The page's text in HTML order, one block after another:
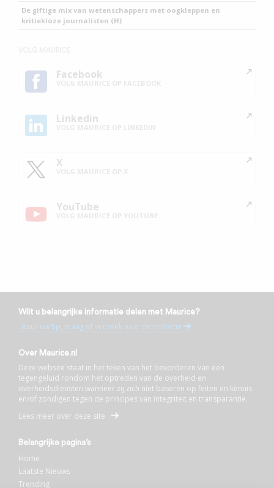
De giftige mix van wetenschappers met oogkleppen en
kritiekloze journalisten (H)
Facebook
Linkedin
X
YouTube
Wilt u belangrijke informatie delen met Maurice?
Stuur uw tip, vraag of verzoek naar de redactie
Over Maurice.nl
Deze website staat in het teken van het bevorderen van een
tegengeluid rondom het optreden van de overheid en
overheidsdiensten wanneer zij zich niet baseren op feiten en kennis
en/of zondigen tegen de principes van integriteit en transparantie.
Lees meer over deze site
Belangrijke pagina’s
Home
Laatste Nieuws
Trending